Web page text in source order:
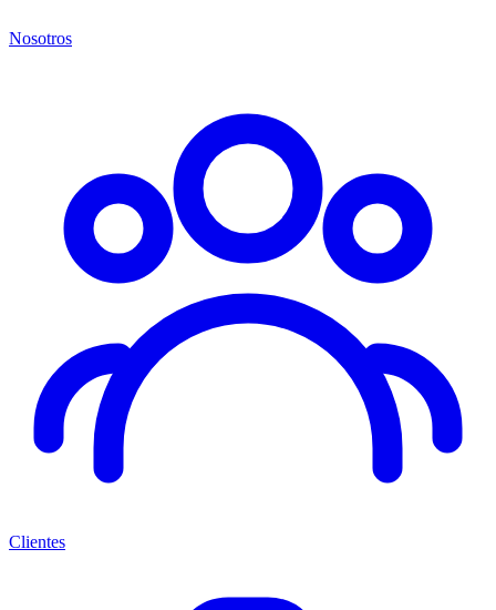
Nosotros
Clientes